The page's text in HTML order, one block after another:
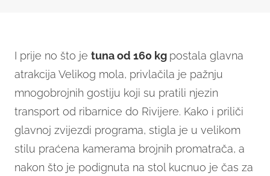
I prije no što je tuna od 160 kg postala glavna
atrakcija Velikog mola, privlačila je pažnju
mnogobrojnih gostiju koji su pratili njezin
transport od ribarnice do Rivijere. Kako i priliči
glavnoj zvijezdi programa, stigla je u velikom
stilu praćena kamerama brojnih promatrača, a
nakon što je podignuta na stol kucnuo je čas za